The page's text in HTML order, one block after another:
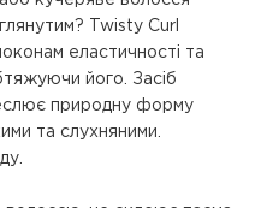
Twisty Curl
еластичності та
його. Засіб
природну форму
та слухняними.